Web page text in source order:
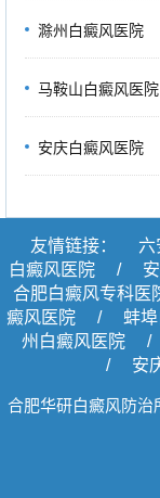
滁州白癜风医院
马鞍山白癜风医院
安庆白癜风医院
友情链接： 六
白癜风医院
/
合肥白癜风专科医
癜风医院
/ 蚌
州白癜风医院
/
/
安
合肥华研白癜风防